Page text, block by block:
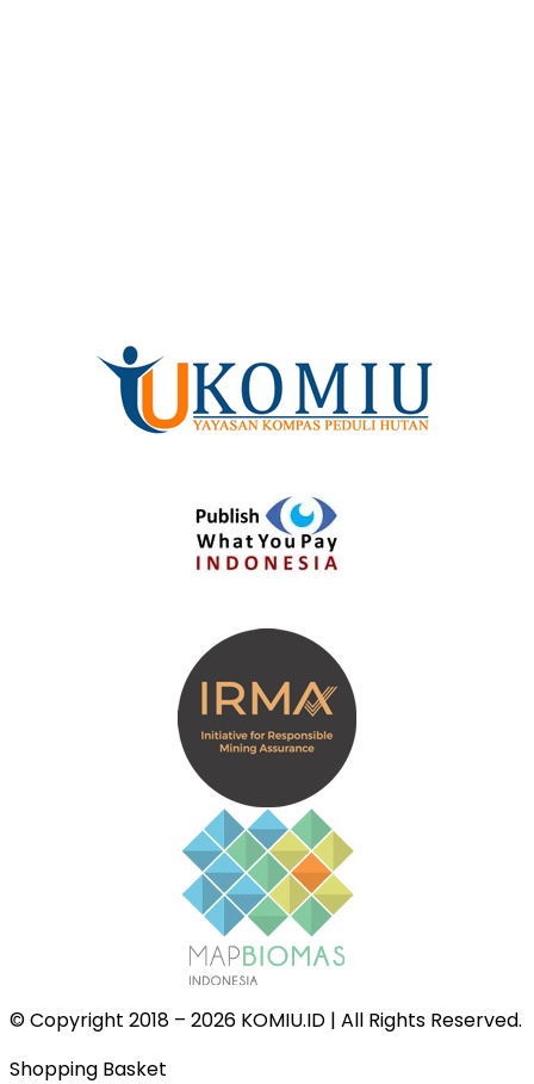
© Copyright 2018 – 2026 KOMIU.ID | All Rights Reserved.
Shopping Basket